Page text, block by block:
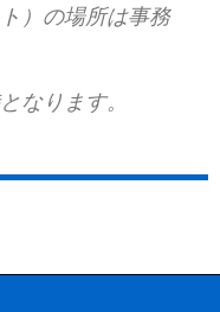
）の場所は事務
なります。